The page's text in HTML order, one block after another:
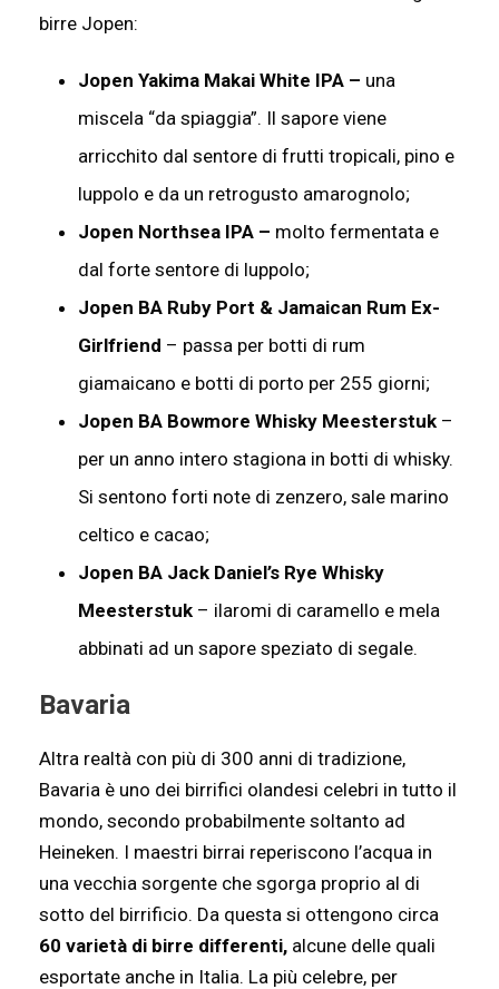
birre Jopen:
Jopen Yakima Makai White IPA – una
miscela “da spiaggia”. Il sapore viene
arricchito dal sentore di frutti tropicali, pino e
luppolo e da un retrogusto amarognolo;
Jopen Northsea IPA – molto fermentata e
dal forte sentore di luppolo;
Jopen BA Ruby Port & Jamaican Rum Ex-
Girlfriend – passa per botti di rum
giamaicano e botti di porto per 255 giorni;
Jopen BA Bowmore Whisky Meesterstuk –
per un anno intero stagiona in botti di whisky.
Si sentono forti note di zenzero, sale marino
celtico e cacao;
Jopen BA Jack Daniel’s Rye Whisky
Meesterstuk – ilaromi di caramello e mela
abbinati ad un sapore speziato di segale.
Bavaria
Altra realtà con più di 300 anni di tradizione,
Bavaria è uno dei birrifici olandesi celebri in tutto il
mondo, secondo probabilmente soltanto ad
Heineken. I maestri birrai reperiscono l’acqua in
una vecchia sorgente che sgorga proprio al di
sotto del birrificio. Da questa si ottengono circa
60 varietà di birre differenti, alcune delle quali
esportate anche in Italia. La più celebre, per